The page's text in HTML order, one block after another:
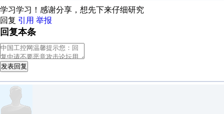
学习学习！感谢分享，想先下来仔细研究
回复 引用 举报
回复本条
发表回复